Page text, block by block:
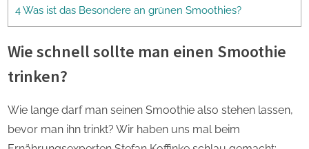
4 Was ist das Besondere an grünen Smoothies?
Wie schnell sollte man einen Smoothie
trinken?
Wie lange darf man seinen Smoothie also stehen lassen,
bevor man ihn trinkt? Wir haben uns mal beim